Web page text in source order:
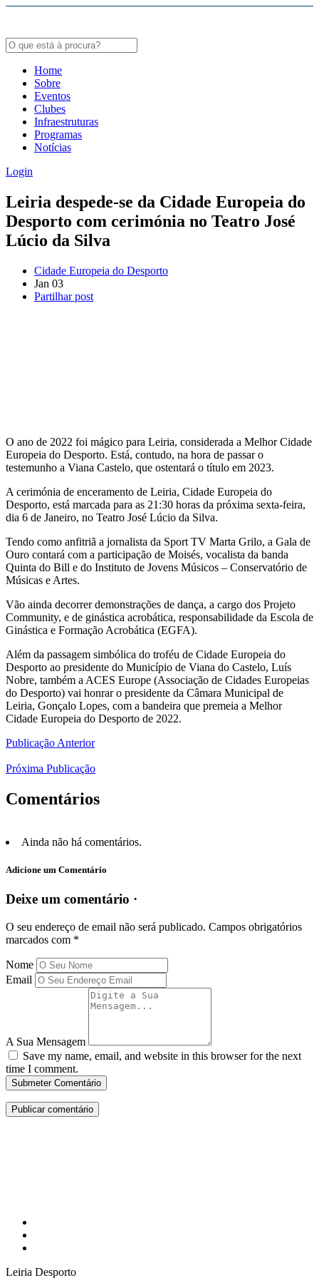
Home
Sobre
Eventos
Clubes
Infraestruturas
Programas
Notícias
Login
Leiria despede-se da Cidade Europeia do
Desporto com cerimónia no Teatro José
Lúcio da Silva
Cidade Europeia do Desporto
Jan 03
Partilhar post
Growth Hormone Review -https://academic.oup.com/edrv/article/35/3/341/
Grote selectie van farmacologische producten -
Creatine supplementation meta-analysis -
Hypertrophy Adaptations Review -
O ano de 2022 foi mágico para Leiria, considerada a Melhor Cidade
Europeia do Desporto. Está, contudo, na hora de passar o
testemunho a Viana Castelo, que ostentará o título em 2023.
A cerimónia de enceramento de Leiria, Cidade Europeia do
Desporto, está marcada para as 21:30 horas da próxima sexta-feira,
dia 6 de Janeiro, no Teatro José Lúcio da Silva.
Tendo como anfitriã a jornalista da Sport TV Marta Grilo, a Gala de
Ouro contará com a participação de Moisés, vocalista da banda
Quinta do Bill e do Instituto de Jovens Músicos – Conservatório de
Músicas e Artes.
Vão ainda decorrer demonstrações de dança, a cargo dos Projeto
Community, e de ginástica acrobática, responsabilidade da Escola de
Ginástica e Formação Acrobática (EGFA).
Além da passagem simbólica do troféu de Cidade Europeia do
Desporto ao presidente do Município de Viana do Castelo, Luís
Nobre, também a ACES Europe (Associação de Cidades Europeias
do Desporto) vai honrar o presidente da Câmara Municipal de
Leiria, Gonçalo Lopes, com a bandeira que premeia a Melhor
Cidade Europeia do Desporto de 2022.
Publicação Anterior
Próxima Publicação
Comentários
Ainda não há comentários.
Adicione um Comentário
Deixe um comentário ·
O seu endereço de email não será publicado. Campos obrigatórios
marcados com *
Nome
Email
A Sua Mensagem
Save my name, email, and website in this browser for the next
time I comment.
Submeter Comentário
Leiria Desporto